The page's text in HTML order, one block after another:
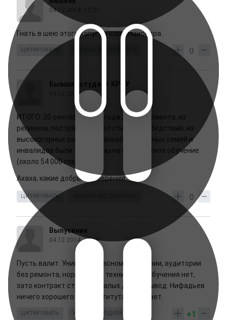
04.12.2014, 12:37
Гнать в шею этого хапугу и коррупционера.
0
ЦИТИРОВАТЬ
Бывший студент КРСУ
04.12.2014, 13:35
ИТОГО: 20 сентября 2013 года 24 абитуриента, из
регионов, пострадавших от стихийных бедствий, из
высокогорных районов, малообеспеченных семей и
инвалидов были зачислены на контрактное обучение
(около 54 000 сом в год).
Ахаха, какие добрые намерения
0
ЦИТИРОВАТЬ
Выпускник
04.12.2014, 13:59
Пусть валит. Универ в ужасном состоянии, аудитории
без ремонта, нормальной техники для обучения нет,
зато контракт стоит не малых денег. Вывод: Нифадьев
ничего хорошего для института не делает.
+1
ЦИТИРОВАТЬ ЖАЛОБА МОДЕРАТОРУ